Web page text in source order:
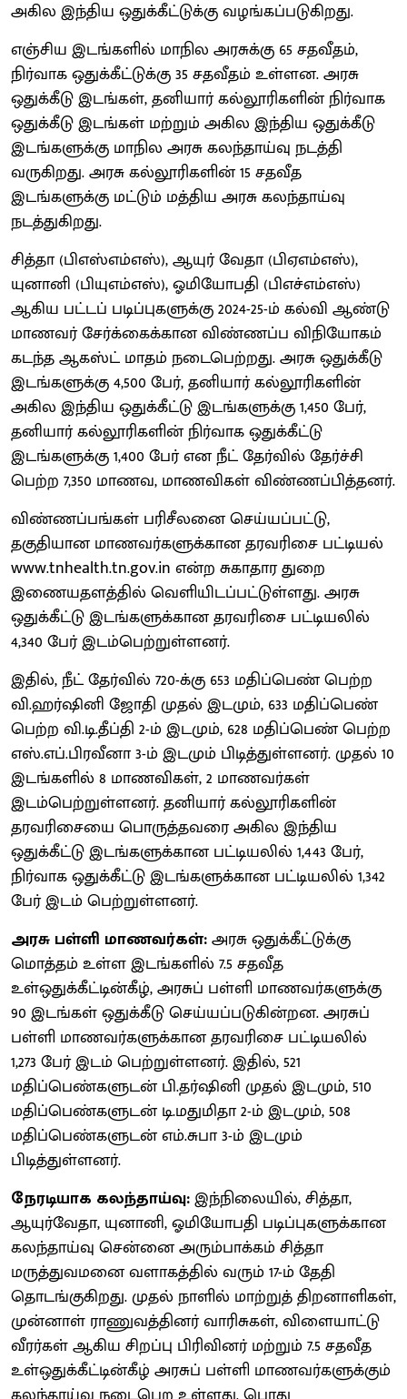
அகில இந்திய ஒதுக்கீட்டுக்கு வழங்கப்படுகிறது.
எஞ்சிய இடங்களில் மாநில அரசுக்கு 65 சதவீதம்,
நிர்வாக ஒதுக்கீட்டுக்கு 35 சதவீதம் உள்ளன. அரசு
ஒதுக்கீடு இடங்கள், தனியார் கல்லூரிகளின் நிர்வாக
ஒதுக்கீடு இடங்கள் மற்றும் அகில இந்திய ஒதுக்கீடு
இடங்களுக்கு மாநில அரசு கலந்தாய்வு நடத்தி
வருகிறது. அரசு கல்லூரிகளின் 15 சதவீத
இடங்களுக்கு மட்டும் மத்திய அரசு கலந்தாய்வு
நடத்துகிறது.
சித்தா (பிஎஸ்எம்எஸ்), ஆயுர் வேதா (பிஏஎம்எஸ்),
யுனானி (பியுஎம்எஸ்), ஓமியோபதி (பிஎச்எம்எஸ்)
ஆகிய பட்டப் படிப்புகளுக்கு 2024-25-ம் கல்வி ஆண்டு
மாணவர் சேர்க்கைக்கான விண்ணப்ப விநியோகம்
கடந்த ஆகஸ்ட் மாதம் நடைபெற்றது. அரசு ஒதுக்கீடு
இடங்களுக்கு 4,500 பேர், தனியார் கல்லூரிகளின்
அகில இந்திய ஒதுக்கீட்டு இடங்களுக்கு 1,450 பேர்,
தனியார் கல்லூரிகளின் நிர்வாக ஒதுக்கீட்டு
இடங்களுக்கு 1,400 பேர் என நீட் தேர்வில் தேர்ச்சி
பெற்ற 7,350 மாணவ, மாணவிகள் விண்ணப்பித்தனர்.
விண்ணப்பங்கள் பரிசீலனை செய்யப்பட்டு,
தகுதியான மாணவர்களுக்கான தரவரிசை பட்டியல்
www.tnhealth.tn.gov.in என்ற சுகாதார துறை
இணையதளத்தில் வெளியிடப்பட்டுள்ளது. அரசு
ஒதுக்கீட்டு இடங்களுக்கான தரவரிசை பட்டியலில்
4,340 பேர் இடம்பெற்றுள்ளனர்.
இதில், நீட் தேர்வில் 720-க்கு 653 மதிப்பெண் பெற்ற
வி.ஹர்ஷினி ஜோதி முதல் இடமும், 633 மதிப்பெண்
பெற்ற வி.டி.தீப்தி 2-ம் இடமும், 628 மதிப்பெண் பெற்ற
எஸ்.எப்.பிரவீனா 3-ம் இடமும் பிடித்துள்ளனர். முதல் 10
இடங்களில் 8 மாணவிகள், 2 மாணவர்கள்
இடம்பெற்றுள்ளனர். தனியார் கல்லூரிகளின்
தரவரிசையை பொருத்தவரை அகில இந்திய
ஒதுக்கீட்டு இடங்களுக்கான பட்டியலில் 1,443 பேர்,
நிர்வாக ஒதுக்கீட்டு இடங்களுக்கான பட்டியலில் 1,342
பேர் இடம் பெற்றுள்ளனர்.
அரசு பள்ளி மாணவர்கள்:அரசு ஒதுக்கீட்டுக்கு
மொத்தம் உள்ள இடங்களில் 7.5 சதவீத
உள்ஒதுக்கீட்டின்கீழ், அரசுப் பள்ளி மாணவர்களுக்கு
90 இடங்கள் ஒதுக்கீடு செய்யப்படுகின்றன. அரசுப்
பள்ளி மாணவர்களுக்கான தரவரிசை பட்டியலில்
1,273 பேர் இடம் பெற்றுள்ளனர். இதில், 521
மதிப்பெண்களுடன் பி.தர்ஷினி முதல் இடமும், 510
மதிப்பெண்களுடன் டி.மதுமிதா 2-ம் இடமும், 508
மதிப்பெண்களுடன் எம்.சுபா 3-ம் இடமும்
பிடித்துள்ளனர்.
நேரடியாக கலந்தாய்வு:இந்நிலையில், சித்தா,
ஆயுர்வேதா, யுனானி, ஓமியோபதி படிப்புகளுக்கான
கலந்தாய்வு சென்னை அரும்பாக்கம் சித்தா
மருத்துவமனை வளாகத்தில் வரும் 17-ம் தேதி
தொடங்குகிறது. முதல் நாளில் மாற்றுத் திறனாளிகள்,
முன்னாள் ராணுவத்தினர் வாரிசுகள், விளையாட்டு
வீரர்கள் ஆகிய சிறப்பு பிரிவினர் மற்றும் 7.5 சதவீத
உள்ஒதுக்கீட்டின்கீழ் அரசுப் பள்ளி மாணவர்களுக்கும்